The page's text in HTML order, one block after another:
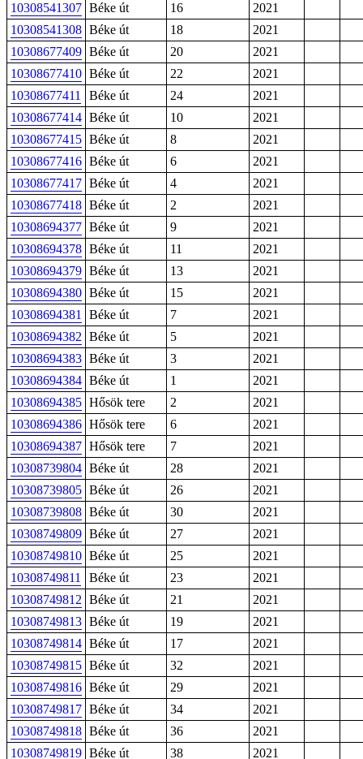
10308541307 Béke út 16
2021
10308541308 Béke út 18
2021
10308677409 Béke út 20
2021
10308677410 Béke út 22
2021
10308677411
Béke út 24
2021
10308677414 Béke út 10
2021
10308677415 Béke út 8
2021
10308677416 Béke út 6
2021
10308677417 Béke út 4
2021
10308677418 Béke út 2
2021
10308694377 Béke út 9
2021
10308694378 Béke út 11
2021
10308694379 Béke út 13
2021
10308694380 Béke út 15
2021
10308694381
Béke út 7
2021
10308694382 Béke út 5
2021
10308694383 Béke út 3
2021
10308694384 Béke út 1
2021
10308694385 Hősök tere 2
2021
10308694386 Hősök tere 6
2021
10308694387 Hősök tere 7
2021
10308739804 Béke út 28
2021
10308739805 Béke út 26
2021
10308739808 Béke út 30
2021
10308749809 Béke út 27
2021
10308749810 Béke út 25
2021
10308749811
Béke út 23
2021
10308749812 Béke út 21
2021
10308749813 Béke út 19
2021
10308749814 Béke út 17
2021
10308749815 Béke út 32
2021
10308749816 Béke út 29
2021
10308749817 Béke út 34
2021
10308749818 Béke út 36
2021
10308749819 Béke út 38 2021